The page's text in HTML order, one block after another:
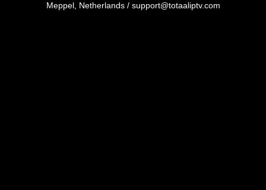
Meppel, Netherlands / support@totaaliptv.com